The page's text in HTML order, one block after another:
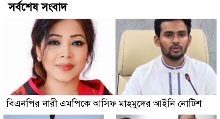
সর্বশেষ সংবাদ
বিএনপির নারী এমপিকে আসিফ মাহমুদের আইনি নোটিশ